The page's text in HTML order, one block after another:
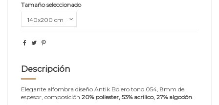
Tamaño seleccionado
Descripción
Elegante alfombra diseño Antik Bolero tono 054, 8mm de
espesor, composición 20% poliester, 53% acrilico, 27% algodón